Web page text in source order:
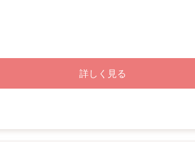
詳しく見る